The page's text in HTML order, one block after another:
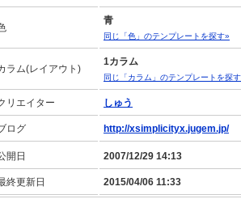
青
同じ「色」のテンプレートを探す»
ラム(レイアウト)
1カラム
同じ「カラム」のテンプレートを探
リエイター しゅう
ログ http://xsimplicityx.jugem.jp/
開日 2007/12/29 14:13
終更新日 2015/04/06 11:33